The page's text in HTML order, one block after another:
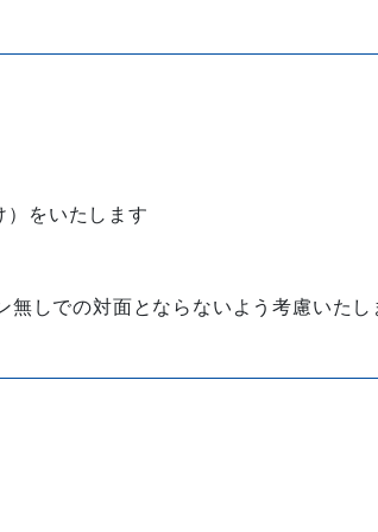
をいたします
しでの対面とならないよう考慮いたし